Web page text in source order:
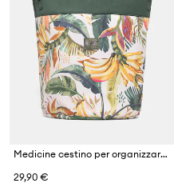
Medicine cestino per organizzare con cotone
29,90 €